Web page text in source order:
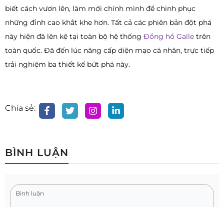
biết cách vươn lên, làm mới chính mình để chinh phục
những đỉnh cao khắt khe hơn. Tất cả các phiên bản đột phá
này hiện đã lên kệ tại toàn bộ hệ thống Đồng hồ Galle trên
toàn quốc. Đã đến lúc nâng cấp diện mạo cá nhân, trực tiếp
trải nghiệm ba thiết kế bứt phá này.
Chia sẻ:
BÌNH LUẬN